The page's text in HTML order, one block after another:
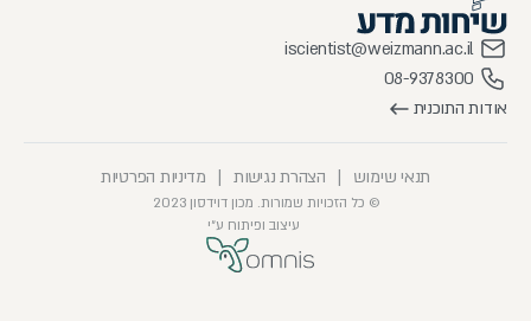
אודות התוכנית
08-9378300
iscientist@weizmann.ac.il
© כל הזכויות שמורות. מכון דוידסון 2023
עיצוב ופיתוח ע״י
תנאי שימוש | הצהרת נגישות | מדיניות הפרטיות